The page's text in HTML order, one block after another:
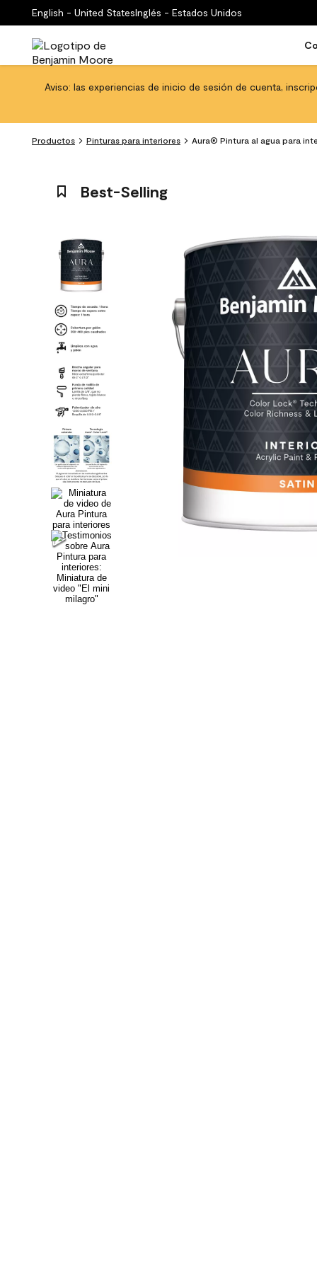
English - United StatesInglés - Estados Unidos
Aviso: las experiencias de inicio de sesión de cuenta,
Productos Pinturas para interiores Aura® Pintura al agua para
Best-Selling